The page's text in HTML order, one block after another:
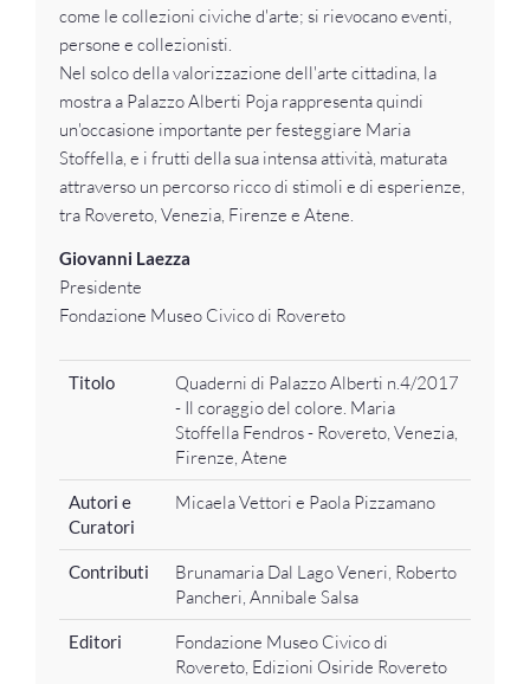
come le collezioni civiche d'arte; si rievocano eventi,
persone e collezionisti.
Nel solco della valorizzazione dell'arte cittadina, la
mostra a Palazzo Alberti Poja rappresenta quindi
un'occasione importante per festeggiare Maria
Stoffella, e i frutti della sua intensa attività, maturata
attraverso un percorso ricco di stimoli e di esperienze,
tra Rovereto, Venezia, Firenze e Atene.
Giovanni Laezza
Presidente
Fondazione Museo Civico di Rovereto
Titolo
Quaderni di Palazzo Alberti n.4/2017
- Il coraggio del colore. Maria
Stoffella Fendros - Rovereto, Venezia,
Firenze, Atene
Autori e
Curatori
Micaela Vettori e Paola Pizzamano
Contributi
Brunamaria Dal Lago Veneri, Roberto
Pancheri, Annibale Salsa
Editori
Fondazione Museo Civico di
Rovereto, Edizioni Osiride Rovereto